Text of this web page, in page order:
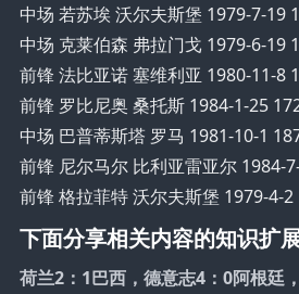
中场 若苏埃 沃尔夫斯堡 1979-7-19
中场 克莱伯森 弗拉门戈 1979-6-19
前锋 法比亚诺 塞维利亚 1980-11-8
前锋 罗比尼奥 桑托斯 1984-1-25
中场 巴普蒂斯塔 罗马 1981-10-1
前锋 尼尔马尔 比利亚雷亚尔 1984-
前锋 格拉菲特 沃尔夫斯堡 1979-4-2
下面分享相关内容的知识扩
荷兰2：1巴西，德意志4：0阿根廷